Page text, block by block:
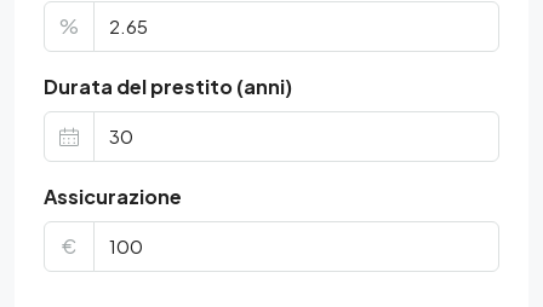
%
Durata del prestito (anni)
Assicurazione
€